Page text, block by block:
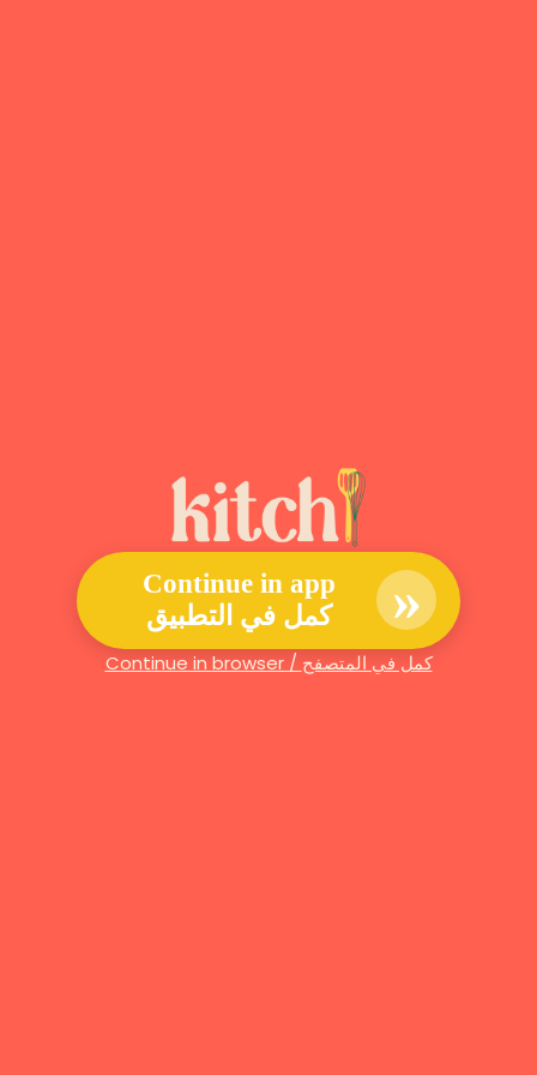
Continue in app
كمل في التطبيق
»
Continue in browser / كمل في المتصفح